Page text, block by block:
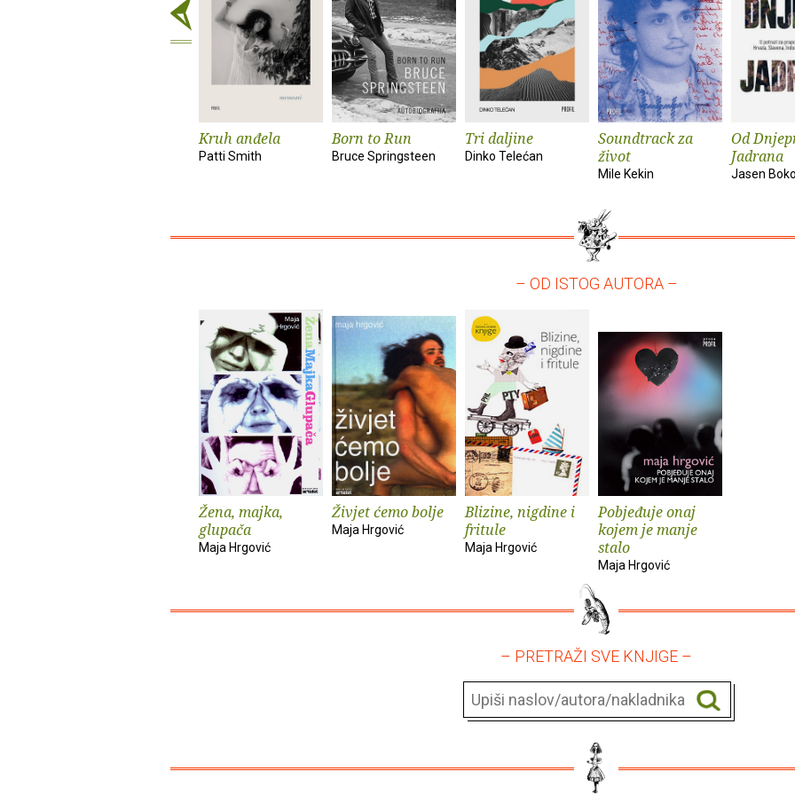
Kruh anđela
Patti Smith
Born to Run
Bruce Springsteen
Tri daljine
Dinko Telećan
Soundtrack za
život
Mile Kekin
Od
Jadrana
Jasen Boko
– OD ISTOG AUTORA –
Žena, majka,
glupača
Maja Hrgović
Živjet ćemo bolje
Maja Hrgović
Blizine, nigdine i
fritule
Maja Hrgović
Pobjeđuje onaj
kojem je manje
stalo
Maja Hrgović
– PRETRAŽI SVE KNJIGE –